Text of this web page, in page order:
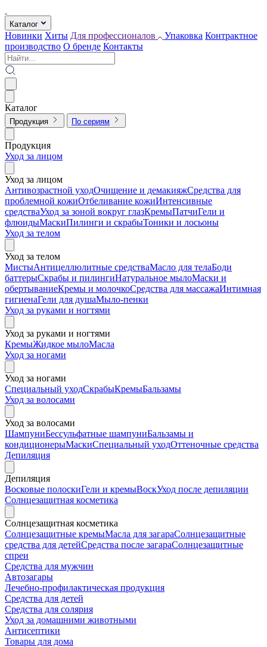
Каталог
Новинки Хиты Для профессионалов Упаковка Контрактное
производство О бренде Контакты
Каталог
Продукция По сериям
Продукция
Уход за лицом
Уход за лицом
Антивозрастной уходОчищение и демакияжСредства для
проблемной кожиОтбеливание кожиИнтенсивные
средстваУход за зоной вокруг глазКремыПатчиГели и
флюидыМаскиПилинги и скрабыТоники и лосьоны
Уход за телом
Уход за телом
МистыАнтицеллюлитные средстваМасло для телаБоди
баттерыСкрабы и пилингиНатуральное мылоМаски и
обертываниеКремы и молочкоСредства для массажаИнтимная
гигиенаГели для душаМыло-пенки
Уход за руками и ногтями
Уход за руками и ногтями
КремыЖидкое мылоМасла
Уход за ногами
Уход за ногами
Специальный уходСкрабыКремыБальзамы
Уход за волосами
Уход за волосами
ШампуниБессульфатные шампуниБальзамы и
кондиционерыМаскиСпециальный уходОттеночные средства
Депиляция
Депиляция
Восковые полоскиГели и кремыВоскУход после депиляции
Солнцезащитная косметика
Солнцезащитная косметика
Солнцезащитные кремыМасла для загараСолнцезащитные
средства для детейСредства после загараСолнцезащитные
спреи
Средства для мужчин
Автозагары
Лечебно-профилактическая продукция
Средства для детей
Средства для солярия
Уход за домашними животными
Антисептики
Товары для дома